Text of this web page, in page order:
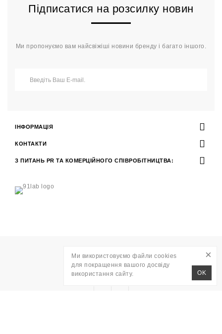
Підписатися на розсилку новин
Ми пропонуємо вам найсвіжіші новини бренду і багато іншого.
ІНФОРМАЦІЯ
КОНТАКТИ
З ПИТАНЬ PR ТА КОМЕРЦІЙНОГО СПІВРОБІТНИЦТВА:
РозробкаWAVE AGENCY
RITO © 2026
Ми використовуємо файли cookies
для покращення вашого досвіду
використання сайту.
OK
×